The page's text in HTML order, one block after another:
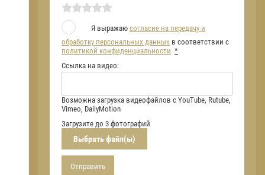
Я выражаю согласие на передачу и
обработку персональных данных в соответствии с
политикой конфиденциальности *
Ссылка на видео:
Возможна загрузка видеофайлов с YouTube, Rutube,
Vimeo, DailyMotion
Загрузите до 3 фотографий
Выбрать файл(ы)
Отправить